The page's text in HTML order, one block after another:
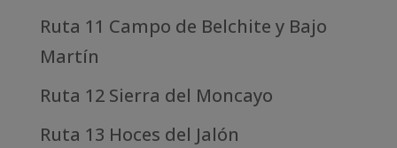
Ruta 11 Campo de Belchite y Bajo
Martín
Ruta 12 Sierra del Moncayo
Ruta 13 Hoces del Jalón